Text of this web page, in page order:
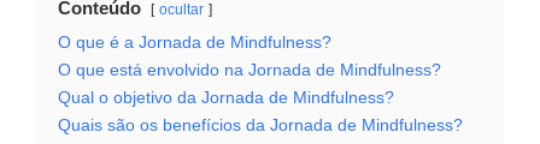
Conteúdo ocultar
O que é a Jornada de Mindfulness?
O que está envolvido na Jornada de Mindfulness?
Qual o objetivo da Jornada de Mindfulness?
Quais são os benefícios da Jornada de Mindfulness?